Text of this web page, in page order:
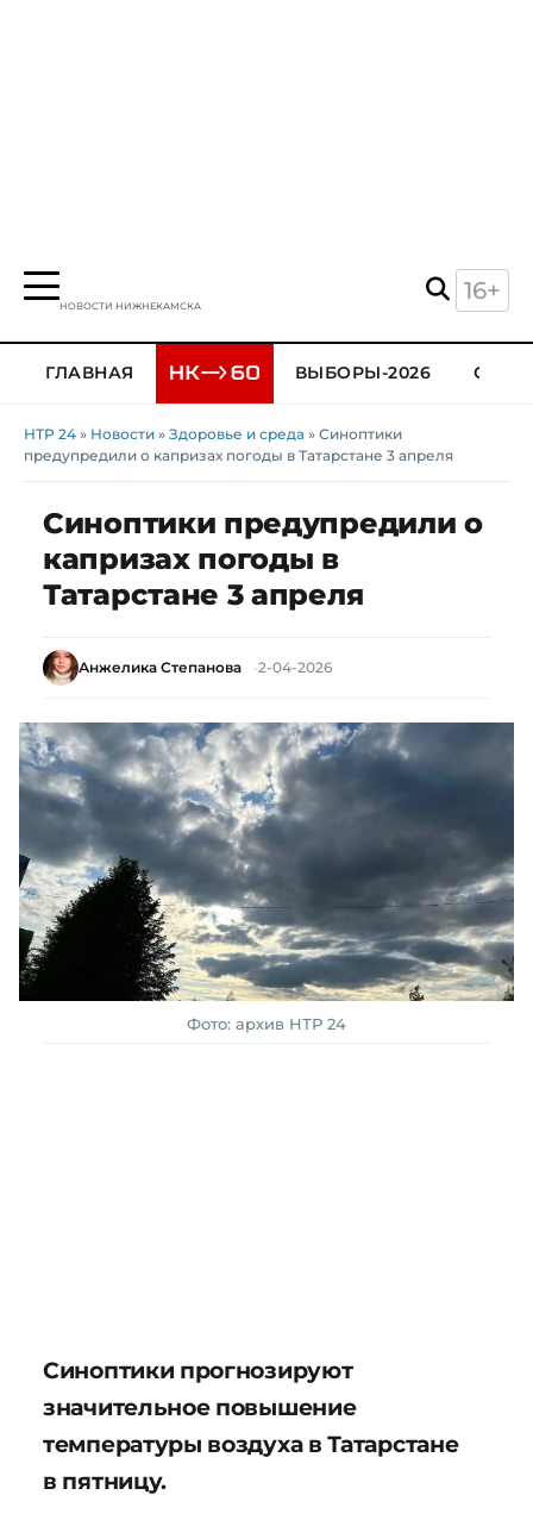
НОВОСТИ НИЖНЕКАМСКА
16+
ГЛАВНАЯ ВЫБОРЫ-2026
НТР 24 » Новости » Здоровье и среда » Синоптики
предупредили о капризах погоды в Татарстане 3 апреля
Синоптики предупредили о
капризах погоды в
Татарстане 3 апреля
Анжелика Степанова 2-04-2026
Фото: архив НТР 24
Синоптики прогнозируют
значительное повышение
температуры воздуха в Татарстане
в пятницу.